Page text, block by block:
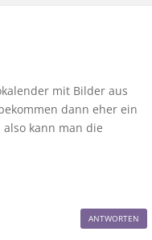
mit Bilder aus
dann eher ein
kann man die
ANTWORTEN